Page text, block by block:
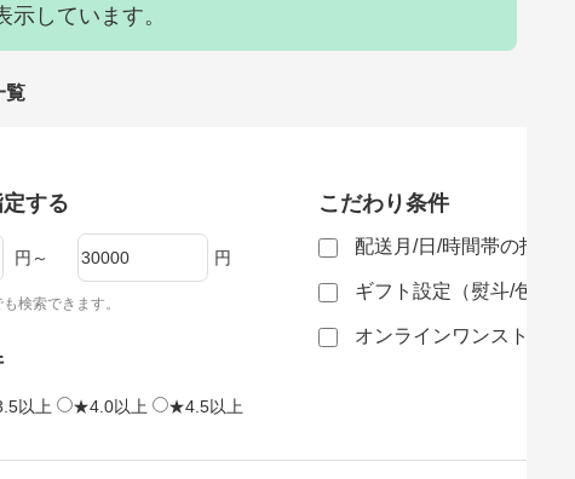
示しています。
覧
する
円～ 円
検索できます。
以上 ★4.0以上 ★4.5以上
こだわり条件
配送月/日/時間帯の指定
ギフト設定（熨斗/包装
オンラインワンストップ